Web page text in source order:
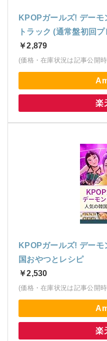
KPOPガールズ! デー
トラック (通常盤初回プ
￥2,879
(価格・在庫状況は記事公開
楽
KPOPガールズ! デー
国おやつとレシピ
￥2,530
(価格・在庫状況は記事公開
楽